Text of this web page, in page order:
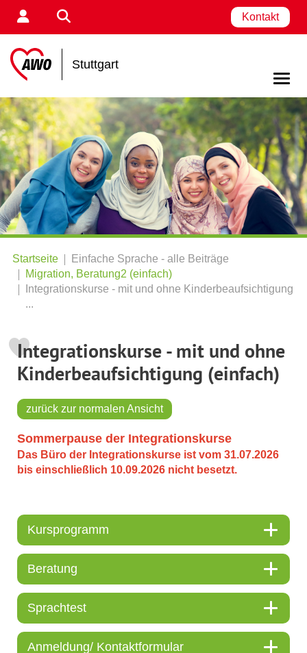
Kontakt
Stuttgart
Startseite
Einfache Sprache - alle Beiträge
Migration, Beratung2 (einfach)
Integrationskurse - mit und ohne Kinderbeaufsichtigung
...
Integrationskurse - mit und ohne
Kinderbeaufsichtigung (einfach)
zurück zur normalen Ansicht
Sommerpause der Integrationskurse
Das Büro der Integrationskurse ist vom 31.07.2026
bis einschließlich 10.09.2026 nicht besetzt.
Kursprogramm
Beratung
Sprachtest
Anmeldung/ Kontaktformular